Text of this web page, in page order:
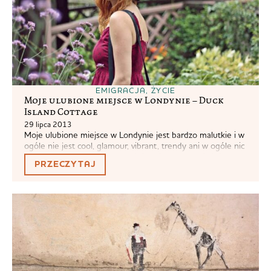
EMIGRACJA ŻYCIE
Moje ulubione miejsce w Londynie – Duck
Island Cottage
29 lipca 2013
Moje ulubione miejsce w Londynie jest bardzo malutkie i w
ogóle nie jest cool, glamour, vibrant, trendy ani w ogóle nic
z tych rzeczy. Jest gęsto zarośnięte i warto uważać, żeby
nie wejść w ptasią kupę. Właściwie po raz pierwszy udało
mi się przekroczyć płotek odgradzający moje ulubione
PRZECZYTAJ